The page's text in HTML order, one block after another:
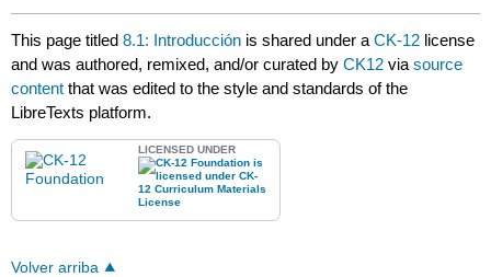
This page titled8.1: Introducción is shared under aCK-12 license
and was authored, remixed, and/or curated byCK12 viasource
content that was edited to the style and standards of the
LibreTexts platform.
LICENSED UNDER
Volver arriba